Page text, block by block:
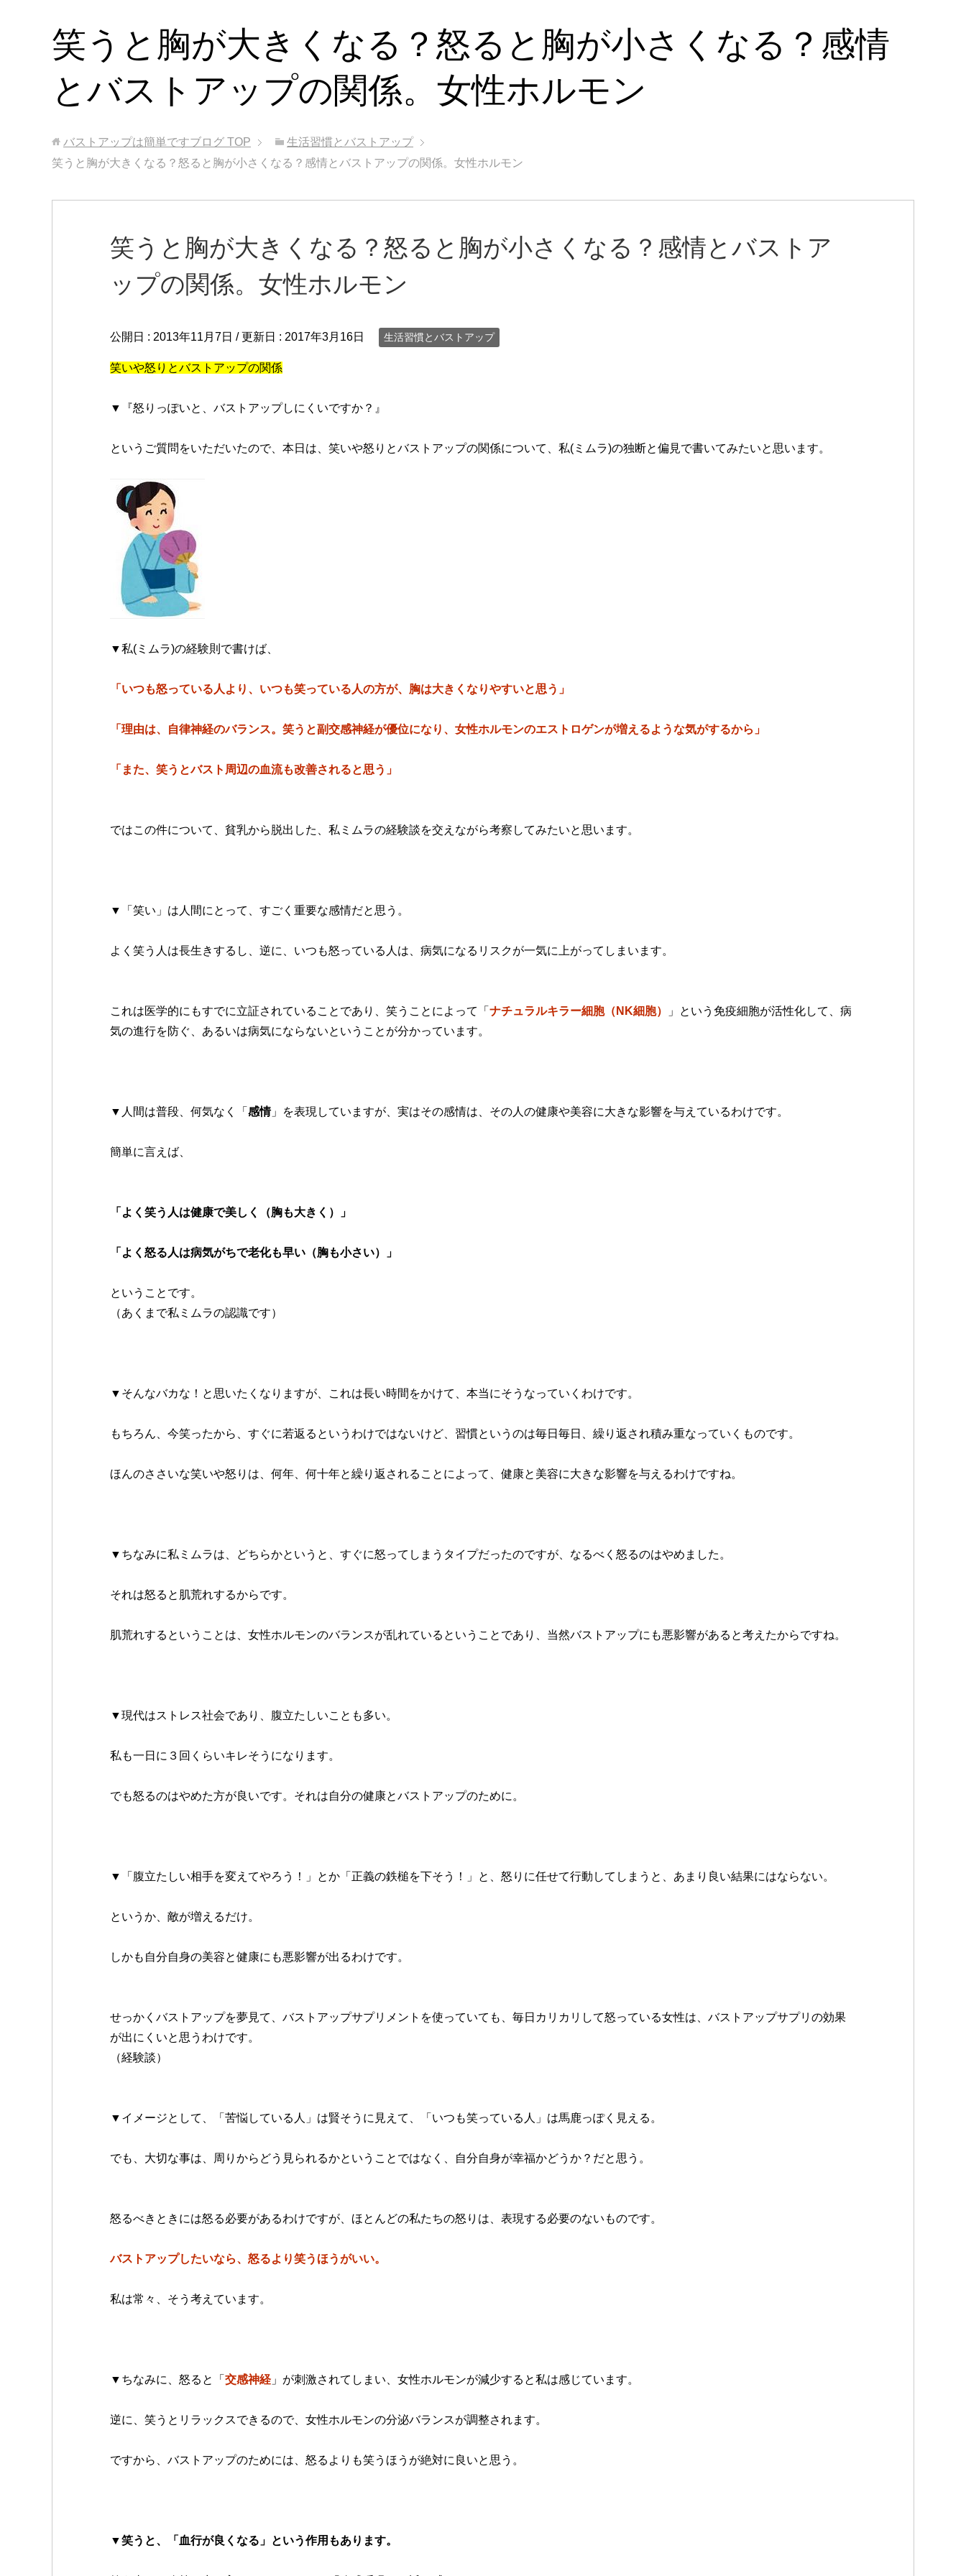
笑うと胸が大きくなる？怒ると胸が小さくなる？感情
とバストアップの関係。女性ホルモン
バストアップは簡単ですブログ TOP
生活習慣とバストアップ
笑うと胸が大きくなる？怒ると胸が小さくなる？感情とバストアップの関係。女性ホルモン
笑うと胸が大きくなる？怒ると胸が小さくなる？感情とバストア
ップの関係。女性ホルモン
公開日 : 2013年11月7日 / 更新日 : 2017年3月16日 生活習慣とバストアップ
笑いや怒りとバストアップの関係
▼『怒りっぽいと、バストアップしにくいですか？』
というご質問をいただいたので、本日は、笑いや怒りとバストアップの関係について、私(ミムラ)の独断と偏見で書いてみたいと思います。
▼私(ミムラ)の経験則で書けば、
「いつも怒っている人より、いつも笑っている人の方が、胸は大きくなりやすいと思う」
「理由は、自律神経のバランス。笑うと副交感神経が優位になり、女性ホルモンのエストロゲンが増えるような気がするから」
「また、笑うとバスト周辺の血流も改善されると思う」
ではこの件について、貧乳から脱出した、私ミムラの経験談を交えながら考察してみたいと思います。
▼「笑い」は人間にとって、すごく重要な感情だと思う。
よく笑う人は長生きするし、逆に、いつも怒っている人は、病気になるリスクが一気に上がってしまいます。
これは医学的にもすでに立証されていることであり、笑うことによって「 ナチュラルキラー細胞（NK細胞）
」という免疫細胞が活性化して、病
気の進行を防ぐ、あるいは病気にならないということが分かっています。
▼人間は普段、何気なく「 感情」を表現していますが、実はその感情は、その人の健康や美容に大きな影響を与えているわけです。
簡単に言えば、
「よく笑う人は健康で美しく（胸も大きく）」
「よく怒る人は病気がちで老化も早い（胸も小さい）」
ということです。
（あくまで私ミムラの認識です）
▼そんなバカな！と思いたくなりますが、これは長い時間をかけて、本当にそうなっていくわけです。
もちろん、今笑ったから、すぐに若返るというわけではないけど、習慣というのは毎日毎日、繰り返され積み重なっていくものです。
ほんのささいな笑いや怒りは、何年、何十年と繰り返されることによって、健康と美容に大きな影響を与えるわけですね。
▼ちなみに私ミムラは、どちらかというと、すぐに怒ってしまうタイプだったのですが、なるべく怒るのはやめました。
それは怒ると肌荒れするからです。
肌荒れするということは、女性ホルモンのバランスが乱れているということであり、当然バストアップにも悪影響があると考えたからですね。
▼現代はストレス社会であり、腹立たしいことも多い。
私も一日に３回くらいキレそうになります。
でも怒るのはやめた方が良いです。それは自分の健康とバストアップのために。
▼「腹立たしい相手を変えてやろう！」とか「正義の鉄槌を下そう！」と、怒りに任せて行動してしまうと、あまり良い結果にはならない。
というか、敵が増えるだけ。
しかも自分自身の美容と健康にも悪影響が出るわけです。
せっかくバストアップを夢見て、バストアップサプリメントを使っていても、毎日カリカリして怒っている女性は、バストアップサプリの効果
が出にくいと思うわけです。
（経験談）
▼イメージとして、「苦悩している人」は賢そうに見えて、「いつも笑っている人」は馬鹿っぽく見える。
でも、大切な事は、周りからどう見られるかということではなく、自分自身が幸福かどうか？だと思う。
怒るべきときには怒る必要があるわけですが、ほとんどの私たちの怒りは、表現する必要のないものです。
バストアップしたいなら、怒るより笑うほうがいい。
私は常々、そう考えています。
▼ちなみに、怒ると「 交感神経 」が刺激されてしまい、女性ホルモンが減少すると私は感じています。
逆に、笑うとリラックスできるので、女性ホルモンの分泌バランスが調整されます。
ですから、バストアップのためには、怒るよりも笑うほうが絶対に良いと思う。
▼笑うと、「血行が良くなる」という作用もあります。